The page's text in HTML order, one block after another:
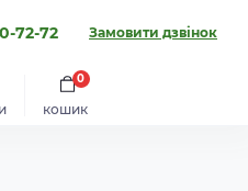
72-72 Замовити дзвінок
кошик
0